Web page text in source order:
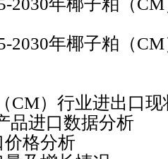
年椰子粕（CM
CM）行业进出口
进口数据分析
分析